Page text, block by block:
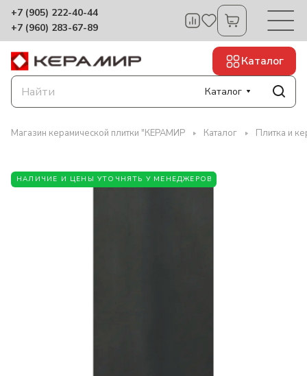
+7 (905) 222-40-44
+7 (960) 283-67-89
Каталог
Каталог
Магазин керамической плитки "КЕРАМИР Каталог Плитка и
НАЛИЧИЕ И ЦЕНЫ УТОЧНЯТЬ У МЕНЕДЖЕРОВ